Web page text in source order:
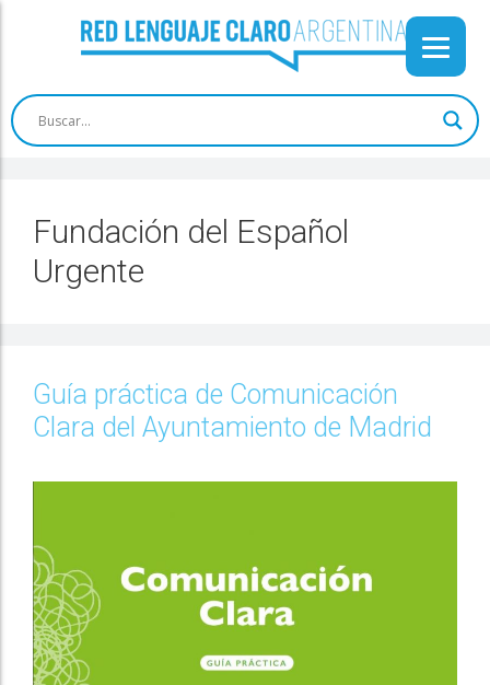
Fundación del Español
Urgente
Guía práctica de Comunicación
Clara del Ayuntamiento de Madrid